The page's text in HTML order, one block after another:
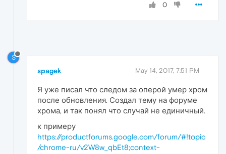
0
S
spagek May 14, 2017, 7:51 PM
Я уже писал что следом за оперой умер хром
после обновления. Создал тему на форуме
хрома, и так понял что случай не единичный.
к примеру
https://productforums.google.com/forum/#!topic
/chrome-ru/v2W8w_qbEt8;context-